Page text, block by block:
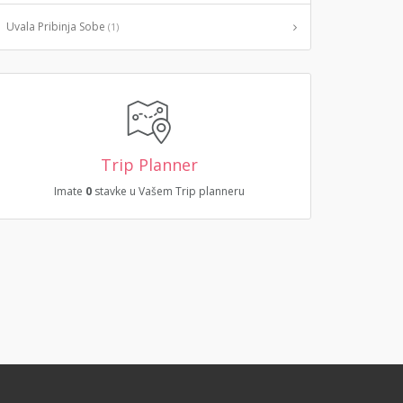
Uvala Pribinja Sobe (1)
Trip Planner
Imate 0stavke u Vašem Trip planneru